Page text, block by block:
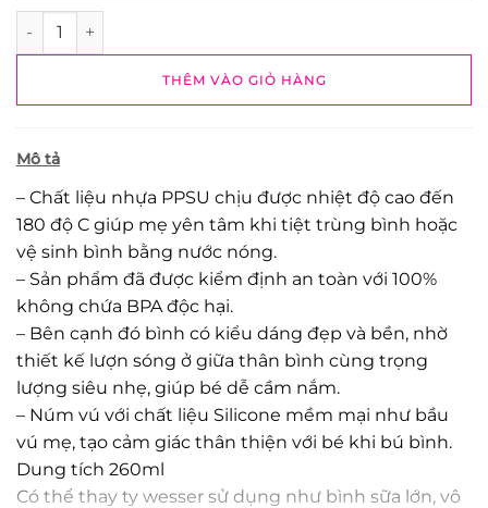
Bình sữa ống hút hút tự động Wesser nhựa PPSU an toàn
THÊM VÀO GIỎ HÀNG
Mô tả
– Chất liệu nhựa PPSU chịu được nhiệt độ cao đến
180 độ C giúp mẹ yên tâm khi tiệt trùng bình hoặc
vệ sinh bình bằng nước nóng.
– Sản phẩm đã được kiểm định an toàn với 100%
không chứa BPA độc hại.
– Bên cạnh đó bình có kiểu dáng đẹp và bền, nhờ
thiết kế lượn sóng ở giữa thân bình cùng trọng
lượng siêu nhẹ, giúp bé dễ cầm nắm.
– Núm vú với chất liệu Silicone mềm mại như bầu
vú mẹ, tạo cảm giác thân thiện với bé khi bú bình.
Dung tích 260ml
Có thể thay ty wesser sử dụng như bình sữa lớn, vô